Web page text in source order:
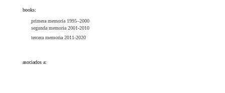
books:
primera memoria 1995–2000
segunda memoria 2001-2010
tercera memoria 2011-2020
asociados a: